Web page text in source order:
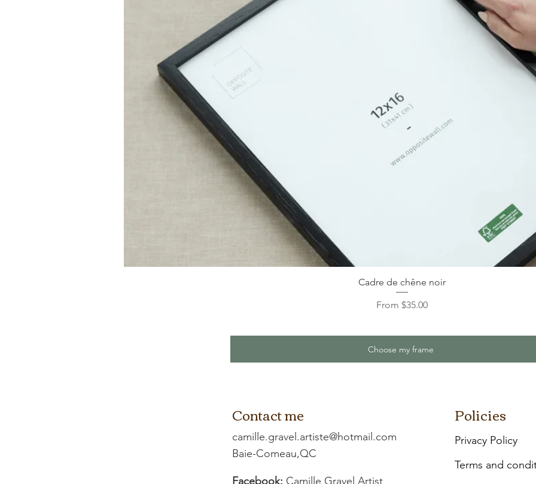
Cadre de chêne noir
From $35.00
Sale Price
Choose my frame
Contact me Policies
camille.gravel.artiste@hotmail.com
Baie-Comeau,QC
Privacy Policy
Terms and
Facebook: Camille Gravel Artist